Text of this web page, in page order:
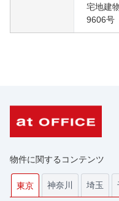
宅地建
9606号
物件に関するコンテンツ
東京 神奈川 埼玉